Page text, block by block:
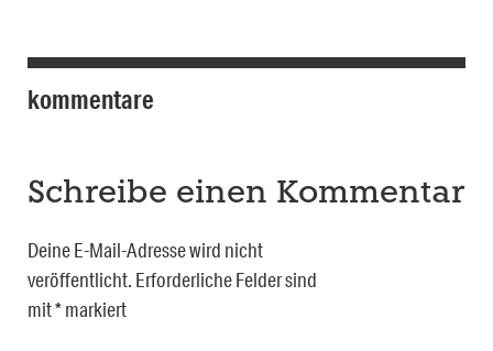
kommentare
Schreibe einen Kommentar
Deine E-Mail-Adresse wird nicht
veröffentlicht. Erforderliche Felder sind
mit*markiert